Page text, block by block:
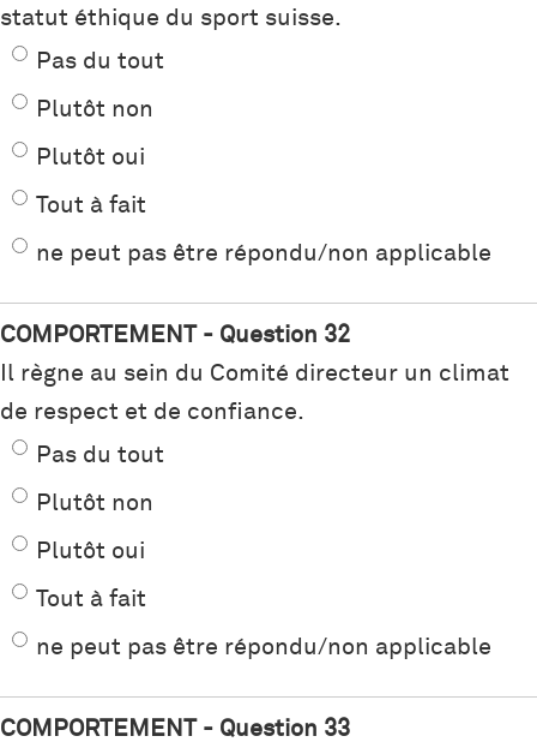
statut éthique du sport suisse.
Pas du tout
Plutôt non
Plutôt oui
Tout à fait
ne peut pas être répondu/non applicable
COMPORTEMENT - Question 32
Il règne au sein du Comité directeur un climat
de respect et de confiance.
Pas du tout
Plutôt non
Plutôt oui
Tout à fait
ne peut pas être répondu/non applicable
COMPORTEMENT - Question 33